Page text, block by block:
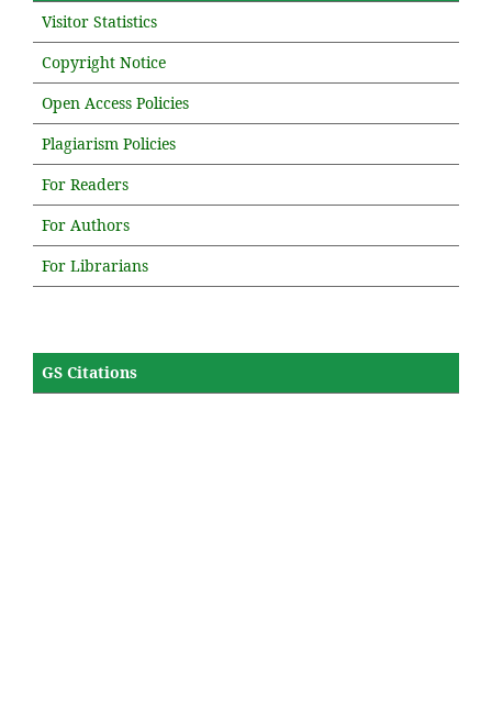
Visitor Statistics
Copyright Notice
Open Access Policies
Plagiarism Policies
For Readers
For Authors
For Librarians
GS Citations